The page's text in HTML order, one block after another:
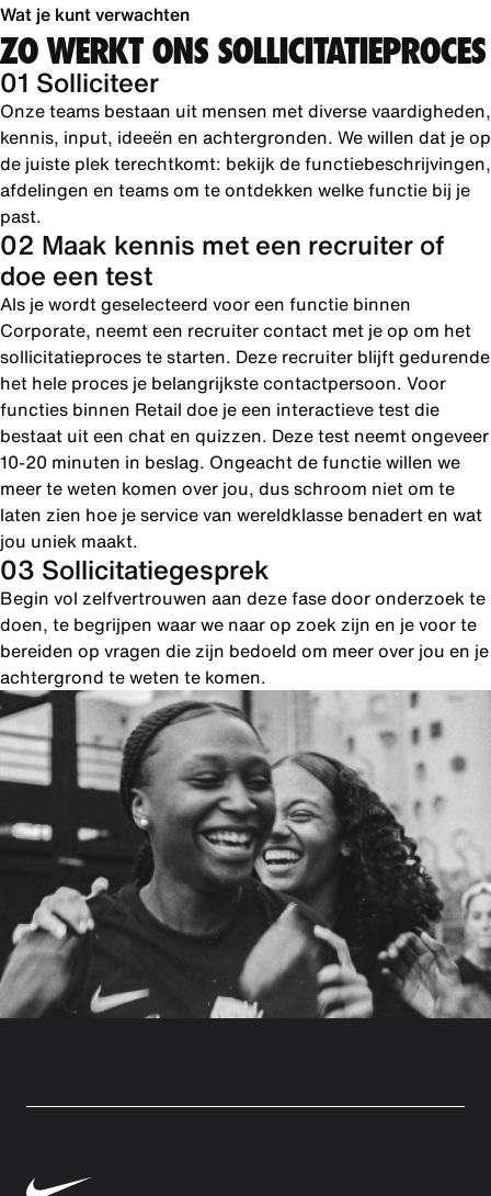
Wat je kunt verwachten
ZO WERKT ONS SOLLICITATIEPROCES
01 Solliciteer
Onze teams bestaan uit mensen met diverse vaardigheden,
kennis, input, ideeën en achtergronden. We willen dat je op
de juiste plek terechtkomt: bekijk de functiebeschrijvingen,
afdelingen en teams om te ontdekken welke functie bij je
past.
02 Maak kennis met een recruiter of
doe een test
Als je wordt geselecteerd voor een functie binnen
Corporate, neemt een recruiter contact met je op om het
sollicitatieproces te starten. Deze recruiter blijft gedurende
het hele proces je belangrijkste contactpersoon. Voor
functies binnen Retail doe je een interactieve test die
bestaat uit een chat en quizzen. Deze test neemt ongeveer
10-20 minuten in beslag. Ongeacht de functie willen we
meer te weten komen over jou, dus schroom niet om te
laten zien hoe je service van wereldklasse benadert en wat
jou uniek maakt.
03 Sollicitatiegesprek
Begin vol zelfvertrouwen aan deze fase door onderzoek te
doen, te begrijpen waar we naar op zoek zijn en je voor te
bereiden op vragen die zijn bedoeld om meer over jou en je
achtergrond te weten te komen.